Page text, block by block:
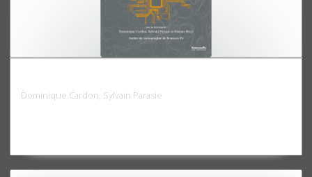
Dominique Cardon, Sylvain Parasie